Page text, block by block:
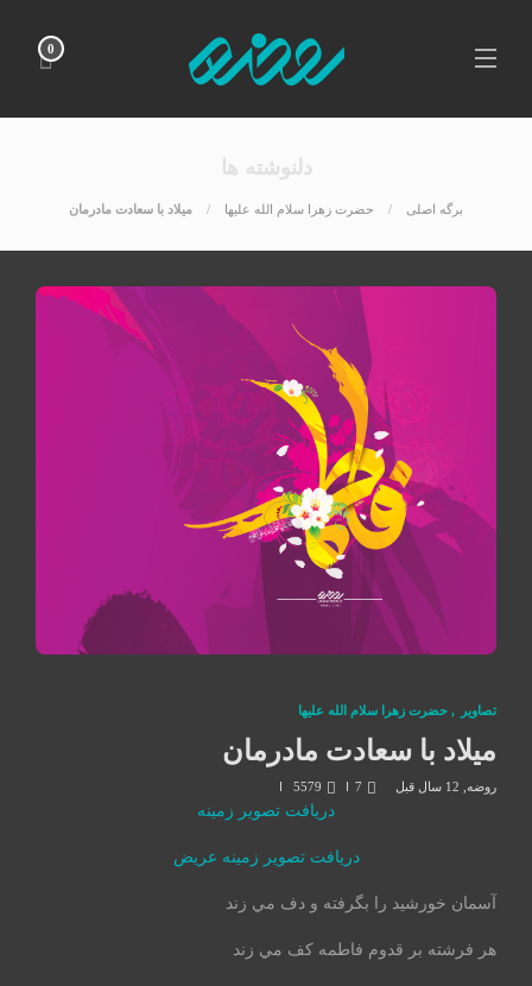
0
دلنوشته ها
برگه اصلی حضرت زهرا سلام الله علیها میلاد با سعادت مادرمان
تصاوير , حضرت زهرا سلام الله علیها
میلاد با سعادت مادرمان
روضه 12 سال قبل 7
5579
دریافت تصویر زمینه
دریافت تصویر زمینه عریض
آسمان خورشيد را بگرفته و دف مي زند
هر فرشته بر قدوم فاطمه كف مي زند